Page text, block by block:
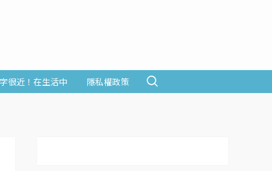
很近！在生活中 隱私權政策